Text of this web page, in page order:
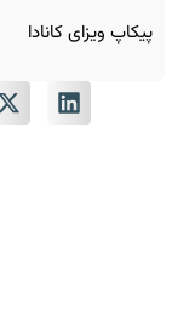
پیکاپ ویزای کانادا